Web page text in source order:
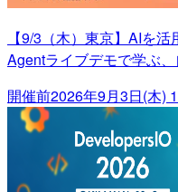
【9/3（木）東京】AIを
Agentライブデモで学ぶ
開催前2026年9月3日(木)